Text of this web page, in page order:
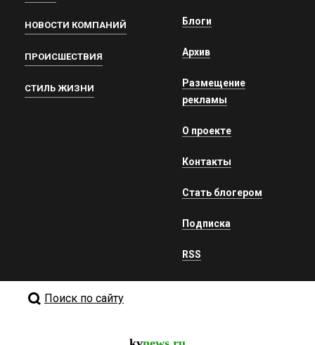
НОВОСТИ КОМПАНИЙ
ПРОИСШЕСТВИЯ
СТИЛЬ ЖИЗНИ
Блоги
Архив
Размещение
рекламы
О проекте
Контакты
Стать блогером
Подписка
RSS
Поиск по сайту